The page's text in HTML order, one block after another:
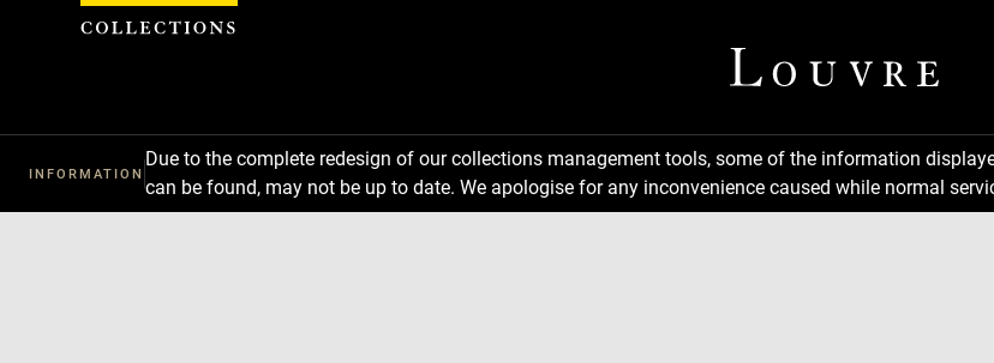
INFORMATION
Due to the complete redesign of our collections management tools, some of the information
can be found, may not be up to date. We apologise for any inconvenience caused while normal
Cookies management panel